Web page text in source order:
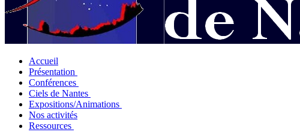
Accueil
Présentation
Conférences
Ciels de Nantes
Expositions/Animations
Nos activités
Ressources